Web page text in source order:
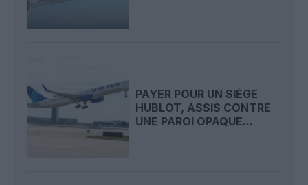
PAYER POUR UN SIÈGE
HUBLOT, ASSIS CONTRE
UNE PAROI OPAQUE...